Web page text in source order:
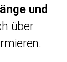
und
über